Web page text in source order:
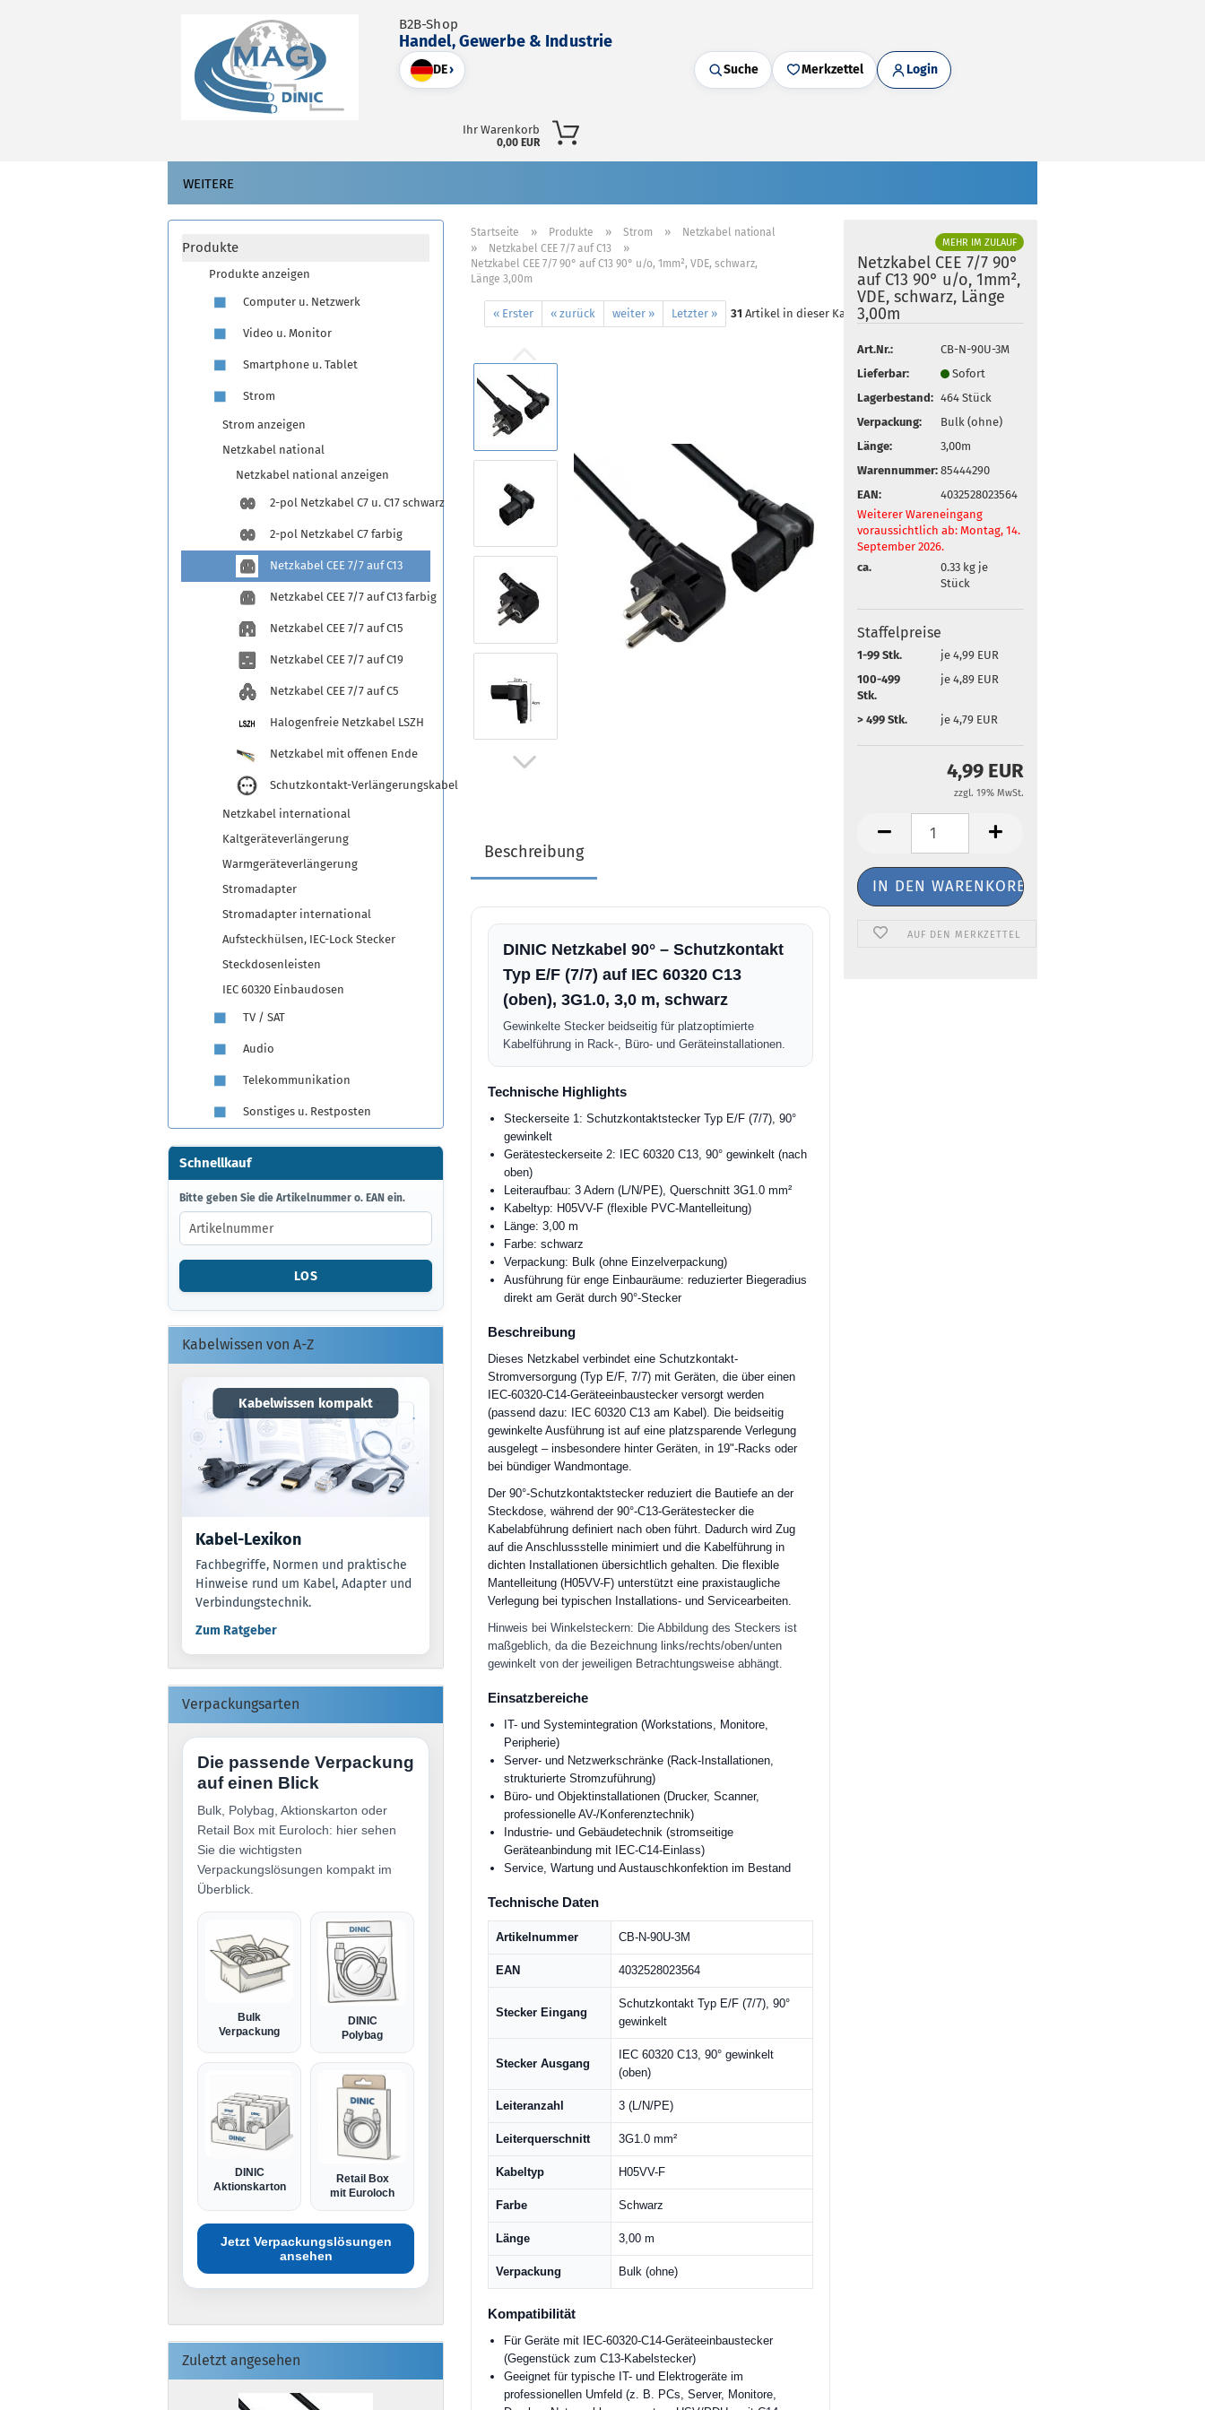
B2B-Shop
Handel, Gewerbe & Industrie
DE› Suche Merkzettel Login
Ihr Warenkorb
0,00 EUR
WEITERE
Startseite » Produkte » Strom » Netzkabel national
» Netzkabel CEE 7/7 auf C13 »
Netzkabel CEE 7/7 90° auf C13 90° u/o, 1mm², VDE, schwarz,
Länge 3,00m
« Erster « zurück weiter » Letzter » 31 Artikel in dieser Kategorie
MEHR IM ZULAUF
Netzkabel CEE 7/7 90°
auf C13 90° u/o, 1mm²,
VDE, schwarz, Länge
3,00m
Art.Nr.:
CB-N-90U-3M
Lieferbar:
Sofort
Lagerbestand: 464 Stück
Verpackung:
Bulk (ohne)
Länge:
3,00m
Warennummer: 85444290
EAN:
4032528023564
Weiterer Wareneingang
voraussichtlich ab: Montag, 14.
September 2026.
ca.
0.33kg je
Stück
Staffelpreise
1-99 Stk.
je 4,99 EUR
100-499
Stk.
je 4,89 EUR
> 499 Stk. je 4,79 EUR
4,99 EUR
zzgl. 19% MwSt.
AUF DEN MERKZETTEL
Beschreibung
DINIC Netzkabel 90° – Schutzkontakt
Typ E/F (7/7) auf IEC 60320 C13
(oben), 3G1.0, 3,0 m, schwarz
Gewinkelte Stecker beidseitig für platzoptimierte
Kabelführung in Rack-, Büro- und Geräteinstallationen.
Technische Highlights
Steckerseite 1: Schutzkontaktstecker Typ E/F (7/7), 90°
gewinkelt
Gerätesteckerseite 2: IEC 60320 C13, 90° gewinkelt (nach
oben)
Leiteraufbau: 3 Adern (L/N/PE), Querschnitt 3G1.0 mm²
Kabeltyp: H05VV-F (flexible PVC-Mantelleitung)
Länge: 3,00 m
Farbe: schwarz
Verpackung: Bulk (ohne Einzelverpackung)
Ausführung für enge Einbauräume: reduzierter Biegeradius
direkt am Gerät durch 90°-Stecker
Beschreibung
Dieses Netzkabel verbindet eine Schutzkontakt-
Stromversorgung (Typ E/F, 7/7) mit Geräten, die über einen
IEC-60320-C14-Geräteeinbaustecker versorgt werden
(passend dazu: IEC 60320 C13 am Kabel). Die beidseitig
gewinkelte Ausführung ist auf eine platzsparende Verlegung
ausgelegt – insbesondere hinter Geräten, in 19"-Racks oder
bei bündiger Wandmontage.
Der 90°-Schutzkontaktstecker reduziert die Bautiefe an der
Steckdose, während der 90°-C13-Gerätestecker die
Kabelabführung definiert nach oben führt. Dadurch wird Zug
auf die Anschlussstelle minimiert und die Kabelführung in
dichten Installationen übersichtlich gehalten. Die flexible
Mantelleitung (H05VV-F) unterstützt eine praxistaugliche
Verlegung bei typischen Installations- und Servicearbeiten.
Hinweis bei Winkelsteckern: Die Abbildung des Steckers ist
maßgeblich, da die Bezeichnung links/rechts/oben/unten
gewinkelt von der jeweiligen Betrachtungsweise abhängt.
Einsatzbereiche
IT- und Systemintegration (Workstations, Monitore,
Peripherie)
Server- und Netzwerkschränke (Rack-Installationen,
strukturierte Stromzuführung)
Büro- und Objektinstallationen (Drucker, Scanner,
professionelle AV-/Konferenztechnik)
Industrie- und Gebäudetechnik (stromseitige
Geräteanbindung mit IEC-C14-Einlass)
Service, Wartung und Austauschkonfektion im Bestand
Technische Daten
Artikelnummer CB-N-90U-3M
EAN 4032528023564
Stecker Eingang
Schutzkontakt Typ E/F (7/7), 90°
gewinkelt
Stecker Ausgang
IEC 60320 C13, 90° gewinkelt
(oben)
Leiteranzahl 3 (L/N/PE)
Leiterquerschnitt 3G1.0 mm²
Kabeltyp H05VV-F
Farbe Schwarz
Länge 3,00 m
Verpackung Bulk (ohne)
Kompatibilität
Für Geräte mit IEC-60320-C14-Geräteeinbaustecker
(Gegenstück zum C13-Kabelstecker)
Geeignet für typische IT- und Elektrogeräte im
professionellen Umfeld (z. B. PCs, Server, Monitore,
Produkte
Produkte anzeigen
Computer u. Netzwerk
Video u. Monitor
Smartphone u. Tablet
Strom
Strom anzeigen
Netzkabel national
Netzkabel national anzeigen
2-pol Netzkabel C7 u. C17 schwarz
2-pol Netzkabel C7 farbig
Netzkabel CEE 7/7 auf C13
Netzkabel CEE 7/7 auf C13 farbig
Netzkabel CEE 7/7 auf C15
Netzkabel CEE 7/7 auf C19
Netzkabel CEE 7/7 auf C5
Halogenfreie Netzkabel LSZH
Netzkabel mit offenen Ende
Schutzkontakt-Verlängerungskabel
Netzkabel international
Kaltgeräteverlängerung
Warmgeräteverlängerung
Stromadapter
Stromadapter international
Aufsteckhülsen, IEC-Lock Stecker
Steckdosenleisten
IEC 60320 Einbaudosen
TV / SAT
Audio
Telekommunikation
Sonstiges u. Restposten
Schnellkauf
BITTE
GEBEN
SIE
DIE
ARTIKELNUMMER
EAN
EIN.
Bitte geben Sie die Artikelnummer o. EAN ein.
LOS
Kabelwissen von A-Z
Kabelwissen kompakt
Kabel-Lexikon
Fachbegriffe, Normen und praktische
Hinweise rund um Kabel, Adapter und
Verbindungstechnik.
Zum Ratgeber
Verpackungsarten
Die passende Verpackung
auf einen Blick
Bulk, Polybag, Aktionskarton oder
Retail Box mit Euroloch: hier sehen
Sie die wichtigsten
Verpackungslösungen kompakt im
Überblick.
Bulk
Verpackung
DINIC
Polybag
DINIC
Aktionskarton
Retail Box
mit Euroloch
Jetzt Verpackungslösungen
ansehen
Zuletzt angesehen